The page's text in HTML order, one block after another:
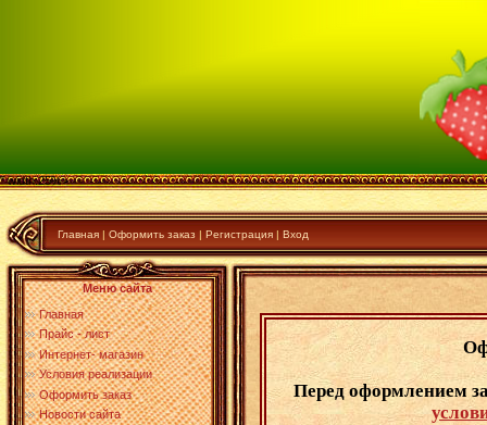
" width:25%>
Главная | Оформить заказ | Регистрация | Вход
Меню сайта
Главная
Прайс - лист
Интернет- магазин
Условия реализации
Оформить заказ
Новости сайта
Перед оформлением